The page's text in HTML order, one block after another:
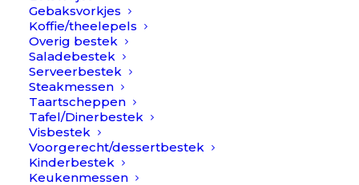
Gebaksvorkjes
Koffie/theelepels
Overig bestek
Saladebestek
Serveerbestek
Steakmessen
Taartscheppen
Tafel/Dinerbestek
Visbestek
Voorgerecht/dessertbestek
Kinderbestek
Keukenmessen